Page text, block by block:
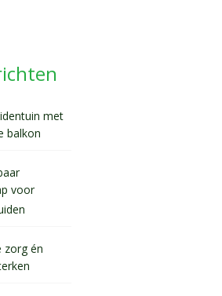
met
balkon
voor
zorg én